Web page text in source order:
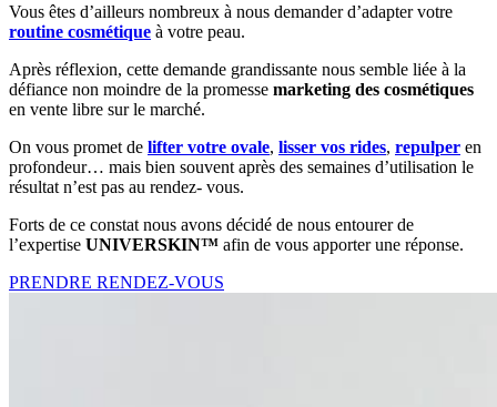
Vous êtes d’ailleurs nombreux à nous demander d’adapter votre
routine cosmétique à votre peau.
Après réflexion, cette demande grandissante nous semble liée à la
défiance non moindre de la promesse marketing des cosmétiques
en vente libre sur le marché.
On vous promet de lifter votre ovale, lisser vos rides, repulper en
profondeur… mais bien souvent après des semaines d’utilisation le
résultat n’est pas au rendez- vous.
Forts de ce constat nous avons décidé de nous entourer de
l’expertise UNIVERSKIN™ afin de vous apporter une réponse.
PRENDRE RENDEZ-VOUS